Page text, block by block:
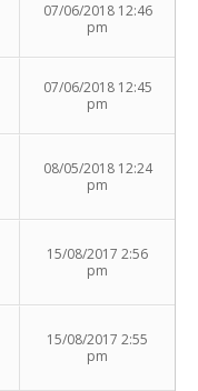
07/06/2018 12:46
pm
07/06/2018 12:45
pm
08/05/2018 12:24
pm
15/08/2017 2:56
pm
15/08/2017 2:55
pm